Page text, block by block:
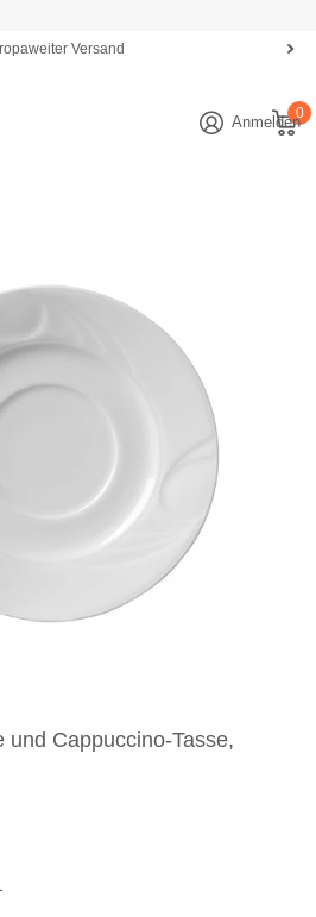
Versand
Anmelden0
und Cappuccino-Tasse,